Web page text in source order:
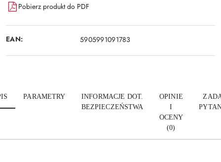
Pobierz produkt do PDF
EAN: 5905991091783
PARAMETRY
INFORMACJE DOT.
BEZPIECZEŃSTWA
OPINIE
I
OCENY
(0)